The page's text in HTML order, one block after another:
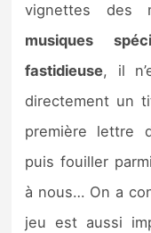
vignettes des
musiques
fastidieuse, il
directement un
première lettre
puis fouiller
à nous… On a
jeu est aussi